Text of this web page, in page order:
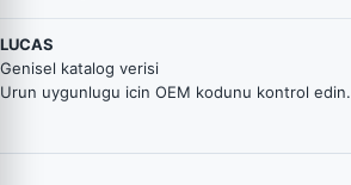
LUCAS
Genisel katalog verisi
Urun uygunlugu icin OEM kodunu kontrol edin.